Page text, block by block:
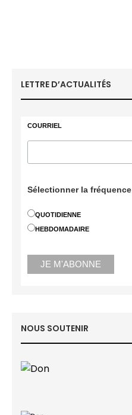
LETTRE D’ACTUALITÉS
COURRIEL
Sélectionner la fréquence
QUOTIDIENNE
HEBDOMADAIRE
NOUS SOUTENIR